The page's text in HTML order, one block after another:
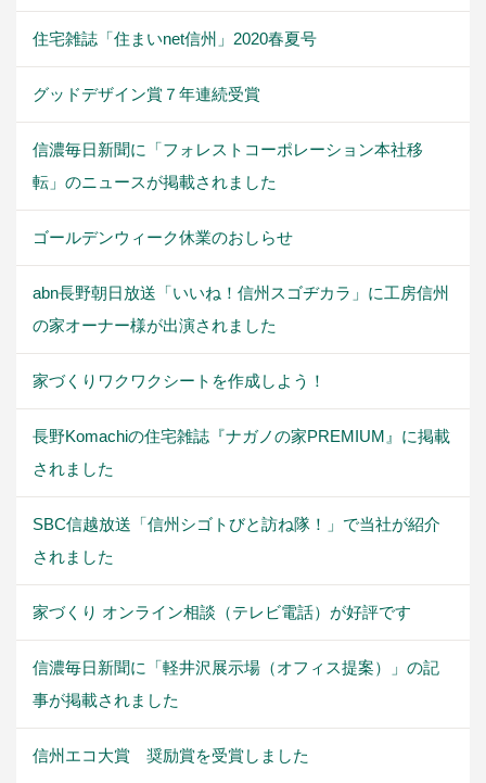
住宅雑誌「住まいnet信州」2020春夏号
グッドデザイン賞７年連続受賞
信濃毎日新聞に「フォレストコーポレーション本社移
転」のニュースが掲載されました
ゴールデンウィーク休業のおしらせ
abn長野朝日放送「いいね！信州スゴヂカラ」に工房信州
の家オーナー様が出演されました
家づくりワクワクシートを作成しよう！
長野Komachiの住宅雑誌『ナガノの家PREMIUM』に掲載
されました
SBC信越放送「信州シゴトびと訪ね隊！」で当社が紹介
されました
家づくり オンライン相談（テレビ電話）が好評です
信濃毎日新聞に「軽井沢展示場（オフィス提案）」の記
事が掲載されました
信州エコ大賞 奨励賞を受賞しました